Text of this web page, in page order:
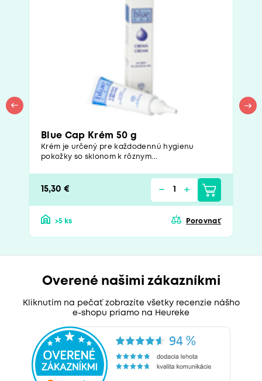
Blue Cap Krém 50 g
Krém je určený pre každodennú hygienu
pokožky so sklonom k rôznym...
15,30 €
>5 ks Porovnať
Overené našimi zákazníkmi
Kliknutím na pečať zobrazíte všetky recenzie nášho
e-shopu priamo na Heureke